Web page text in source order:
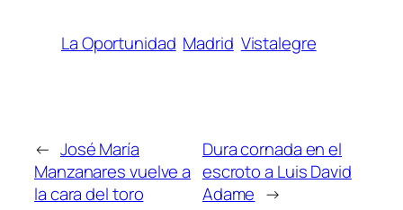
La Oportunidad Madrid Vistalegre
← José María
Manzanares vuelve a
la cara del toro
Dura cornada en el
escroto a Luis David
Adame →